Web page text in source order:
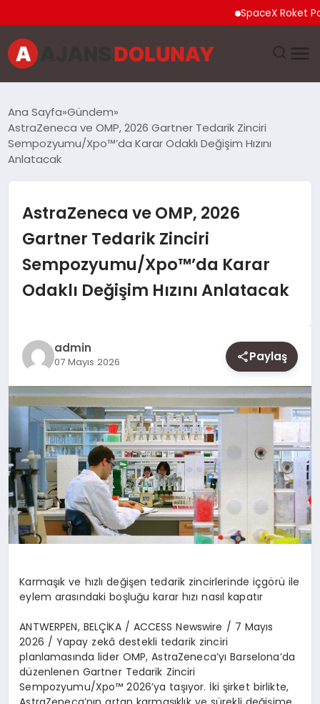
SpaceX Roket
GENEL
GÜNCEL
MAGAZIN
SIYASET
SPOR
YAŞAM
Ana Sayfa Gündem
AstraZeneca ve OMP, 2026 Gartner Tedarik Zinciri
Sempozyumu/Xpo™’da Karar Odaklı Değişim Hızını
Anlatacak
AstraZeneca ve OMP, 2026
Gartner Tedarik Zinciri
Sempozyumu/Xpo™’da Karar
Odaklı Değişim Hızını Anlatacak
admin
07 Mayıs 2026 Paylaş
Karmaşık ve hızlıdeğişen tedarik zincirlerinde içgörü ile
eylem arasındaki boşluğu karar hızınasıl kapatır
ANTWERPEN, BELÇİKA / ACCESS Newswire / 7 Mayıs
2026 / Yapay zekâ destekli tedarik zinciri
planlamasında lider OMP, AstraZeneca’yıBarselona’da
düzenlenen Gartner Tedarik Zinciri
Sempozyumu/Xpo™2026’ya taşıyor. İki şirket birlikte,